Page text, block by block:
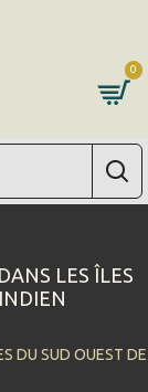
0
DU SUD OUEST DE
LES ÎLES